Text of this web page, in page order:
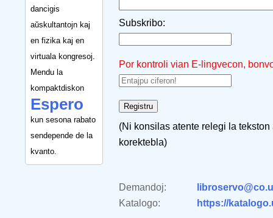
dancigis
aŭskultantojn kaj
en fizika kaj en
virtuala kongresoj.
Mendu la
kompaktdiskon
Espero
kun sesona rabato
sendepende de la
kvanto.
Subskribo:
Por kontroli vian E-lingvecon,
(Ni konsilas atente relegi la
korektebla)
Demandoj:
Katalogo:
https://